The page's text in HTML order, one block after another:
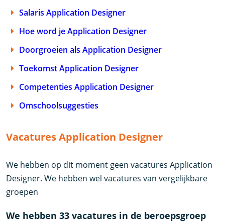
Salaris Application Designer
Hoe word je Application Designer
Doorgroeien als Application Designer
Toekomst Application Designer
Competenties Application Designer
Omschoolsuggesties
Vacatures Application Designer
We hebben op dit moment geen vacatures Application
Designer. We hebben wel vacatures van vergelijkbare
groepen
We hebben 33 vacatures in de beroepsgroep